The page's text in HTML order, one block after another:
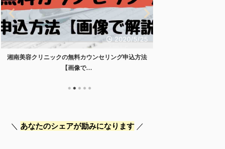
2020/5/25
湘南美容クリニックの無料カウンセリング申込方法
【画像で...
＼
あなたのシェアが励みになります
／